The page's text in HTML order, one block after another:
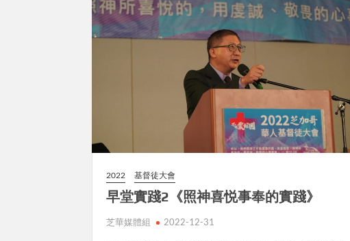
2022 基督徒大會
早堂實踐2《照神喜悦事奉的實踐》
芝華媒體組 2022-12-31